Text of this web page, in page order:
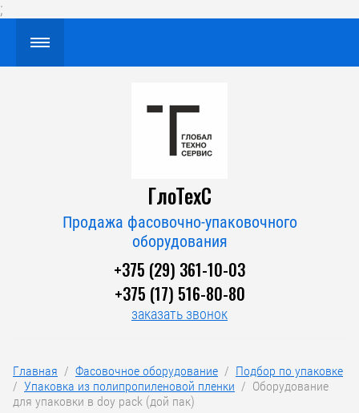
;
ГлоТехС
Продажа фасовочно-упаковочного
оборудования
+375 (29) 361-10-03
+375 (17) 516-80-80
заказать звонок
Главная
  /
Фасовочное оборудование
  /
Подбор по упаковке
/ Упаковка из полипропиленовой пленки
  /  Оборудование
для упаковки в doy pack (дой пак)